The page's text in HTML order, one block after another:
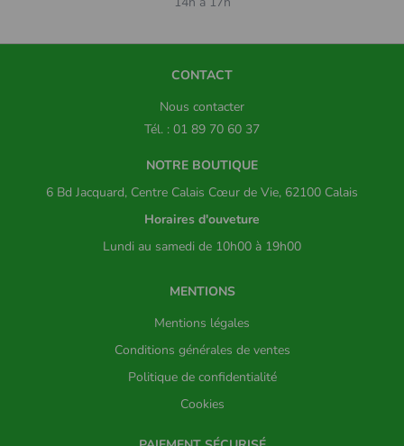
CONTACT
Nous contacter
Tél. : 01 89 70 60 37
NOTRE BOUTIQUE
6 Bd Jacquard, Centre Calais Cœur de Vie, 62100 Calais
Horaires d'ouveture
Lundi au samedi de 10h00 à 19h00
MENTIONS
Mentions légales
Conditions générales de ventes
Politique de confidentialité
Cookies